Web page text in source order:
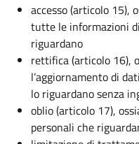
accesso (articolo 15),
tutte le informazioni
riguardano
rettifica (articolo 16),
l’aggiornamento di
lo riguardano senza
oblio (articolo 17),
personali che